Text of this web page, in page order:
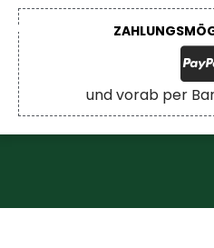
Impressum
Datenschutzerklärung
und vorab per